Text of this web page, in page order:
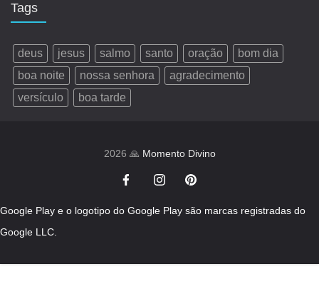
Tags
deus jesus salmo santo oração
bom dia
boa noite
nossa senhora
agradecimento
versículo
boa tarde
2026 🙏 Momento Divino
Google Play e o logotipo do Google Play são marcas registradas do
Google LLC.